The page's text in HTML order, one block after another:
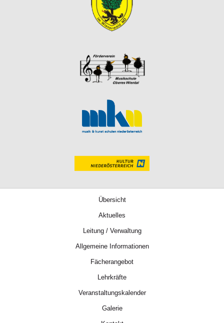
Übersicht
Aktuelles
Leitung / Verwaltung
Allgemeine Informationen
Fächerangebot
Lehrkräfte
Veranstaltungskalender
Galerie